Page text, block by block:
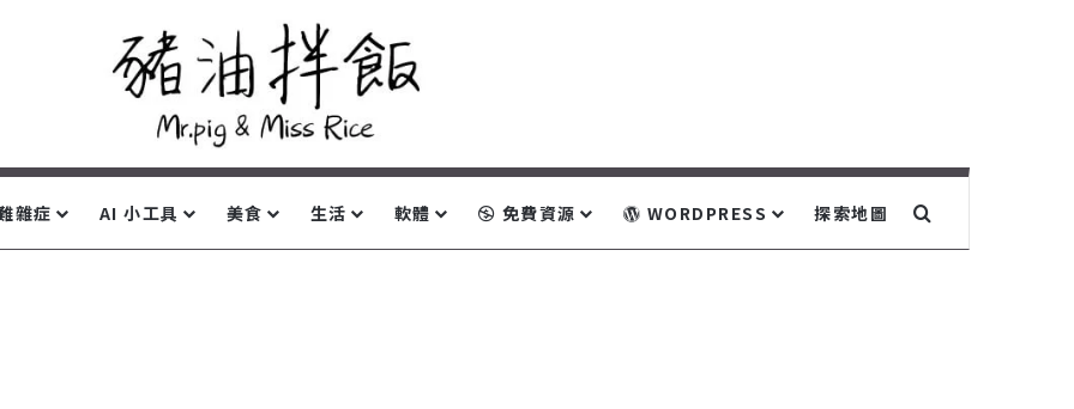
雜症 AI 小工具 美食 生活 軟體 免費資源 WORDPRESS 探索地圖